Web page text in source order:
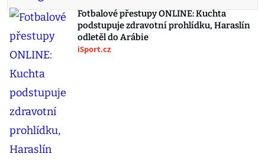
Fotbalové přestupy ONLINE: Kuchta
podstupuje zdravotní prohlídku, Haraslín
odletěl do Arábie
iSport.cz